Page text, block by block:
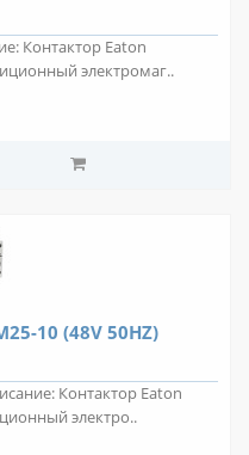
Контактор Eaton
электромаг..
10 (48V 50HZ)
Контактор Eaton
электро..